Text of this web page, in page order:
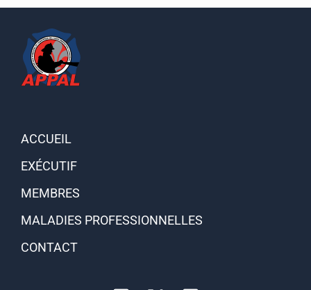
e
ACCUEIL
EXÉCUTIF
MEMBRES
MALADIES PROFESSIONNELLES
CONTACT